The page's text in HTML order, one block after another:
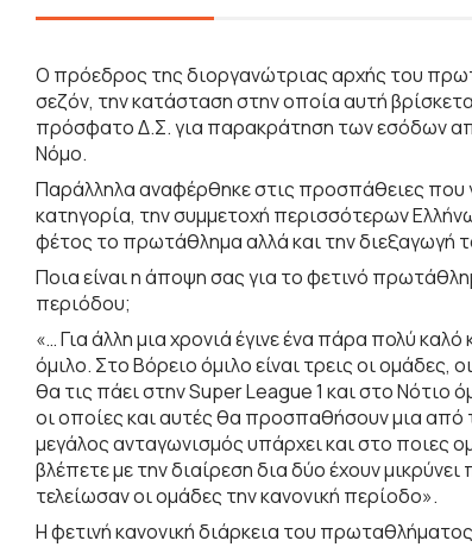
Ο πρόεδρος της διοργανώτριας αρχής του
σεζόν, την κατάσταση στην οποία αυτή
πρόσφατο Δ.Σ. για παρακράτηση των εσόδων
Νόμο.
Παράλληλα αναφέρθηκε στις προσπάθειες που
κατηγορία, την συμμετοχή περισσότερων
φέτος το πρωτάθλημα αλλά και την διεξαγωγή
Ποια είναι η άποψη σας για το φετινό
περιόδου;
«… Για άλλη μια χρονιά έγινε ένα πάρα πολύ
όμιλο. Στο Βόρειο όμιλο είναι τρεις οι ομάδες,
θα τις πάει στην Super League 1 και στο Νότιο
οι οποίες και αυτές θα προσπαθήσουν μια από
μεγάλος ανταγωνισμός υπάρχει και στο ποιες
βλέπετε με την διαίρεση δια δύο έχουν
τελείωσαν οι ομάδες την κανονική περίοδο».
Η φετινή κανονική διάρκεια του